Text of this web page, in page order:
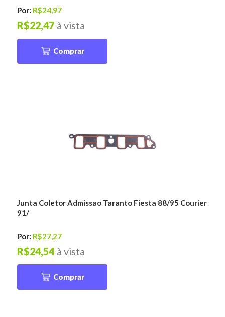
Por: R$24,97
à vista
R$22,47
Comprar
Junta Coletor Admissao Taranto Fiesta 88/95 Courier
91/
Por: R$27,27
à vista
R$24,54
Comprar